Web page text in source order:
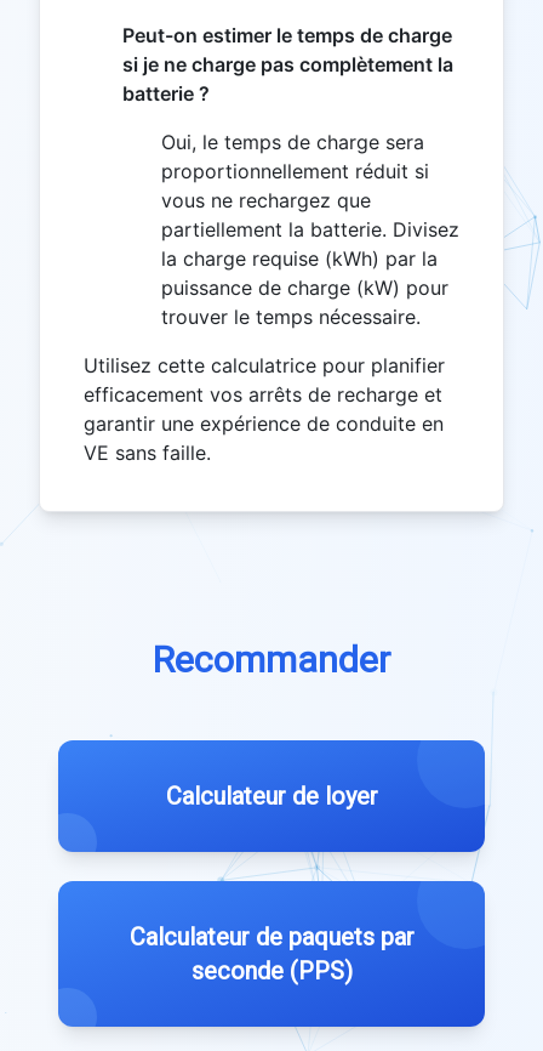
Peut-on estimer le temps de charge
si je ne charge pas complètement la
batterie ?
Oui, le temps de charge sera
proportionnellement réduit si
vous ne rechargez que
partiellement la batterie. Divisez
la charge requise (kWh) par la
puissance de charge (kW) pour
trouver le temps nécessaire.
Utilisez cette calculatrice pour planifier
efficacement vos arrêts de recharge et
garantir une expérience de conduite en
VE sans faille.
Recommander
Calculateur de loyer
Calculateur de paquets par
seconde (PPS)